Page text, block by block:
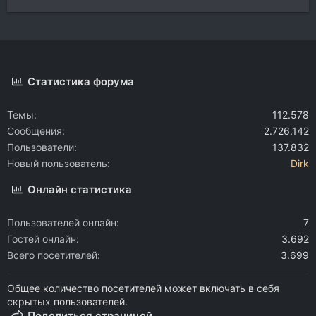
Статистика форума
Темы
112.578
Сообщения
2.726.142
Пользователи
137.832
Новый пользователь
Dirk
Онлайн статистика
Пользователей онлайн
7
Гостей онлайн
3.692
Всего посетителей
3.699
Общее количество посетителей может включать в себя
скрытых пользователей.